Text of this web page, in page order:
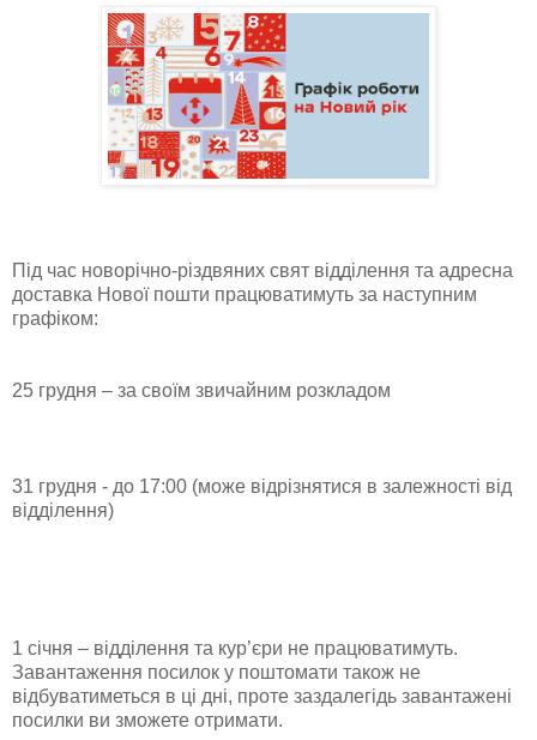
Під час новорічно-різдвяних свят відділення та адресна
доставка Нової пошти працюватимуть за наступним
графіком:
25 грудня – за своїм звичайним розкладом
31 грудня - до 17:00 (може відрізнятися в залежності від
відділення)
1 січня – відділення та кур’єри не працюватимуть.
Завантаження посилок у поштомати також не
відбуватиметься в ці дні, проте заздалегідь завантажені
посилки ви зможете отримати.